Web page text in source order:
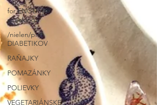
for ENGLISH-
speaking
/nielen/pre
DIABETIKOV
RAŇAJKY
POMAZÁNKY
POLIEVKY
VEGETARIÁNSKE